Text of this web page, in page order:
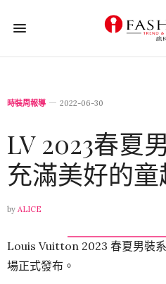
時裝周報導 2022-06-30
LV 2023春夏
充滿美好的
by ALICE
Louis Vuitton 2023 春夏男裝
場正式發布。